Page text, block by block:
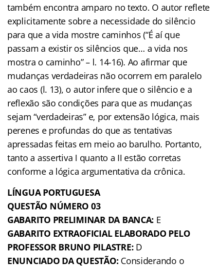
também encontra amparo no texto. O autor reflete
explicitamente sobre a necessidade do silêncio
para que a vida mostre caminhos (“É aí que
passam a existir os silêncios que… a vida nos
mostra o caminho” – l. 14-16). Ao afirmar que
mudanças verdadeiras não ocorrem em paralelo
ao caos (l. 13), o autor infere que o silêncio e a
reflexão são condições para que as mudanças
sejam “verdadeiras” e, por extensão lógica, mais
perenes e profundas do que as tentativas
apressadas feitas em meio ao barulho. Portanto,
tanto a assertiva I quanto a II estão corretas
conforme a lógica argumentativa da crônica.
LÍNGUA PORTUGUESA
QUESTÃO NÚMERO 03
GABARITO PRELIMINAR DA BANCA: E
GABARITO EXTRAOFICIAL ELABORADO PELO
PROFESSOR BRUNO PILASTRE: D
ENUNCIADO DA QUESTÃO: Considerando o